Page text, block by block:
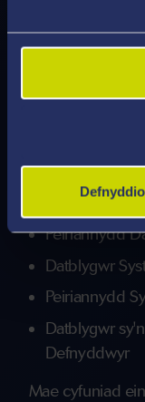
Mae llwybrau
Peiriannydd
Datblygwr
Peiriannydd
Datblygwr
Defnyddwyr
Mae cyfuniad